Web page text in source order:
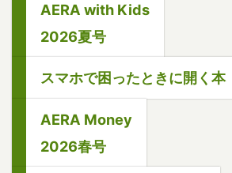
AERA with Kids
2026夏号
スマホで困ったときに開く本
AERA Money
2026春号